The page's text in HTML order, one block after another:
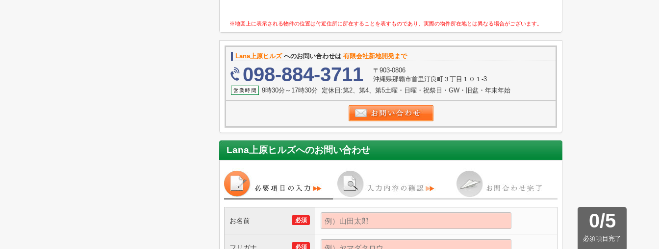
※地図上に表示される物件の位置は付近住所に所在することを表すものであり、実際の物件所在地とは異なる場合がございます。
Lana上原ヒルズへのお問い合わせは 有限会社新地開発まで
098-884-3711
〒903-0806
沖縄県那覇市首里汀良町３丁目１０１-3
9時30分～17時30分 定休日:第2、第4、第5土曜・日曜・祝祭日・GW・旧盆・年末年始
Lana上原ヒルズへのお問い合わせ
0/5
必須項目完了
必須
お名前
必須